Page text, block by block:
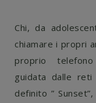
Chi, da
chiamare i propri
proprio
guidata dalle
definito ”